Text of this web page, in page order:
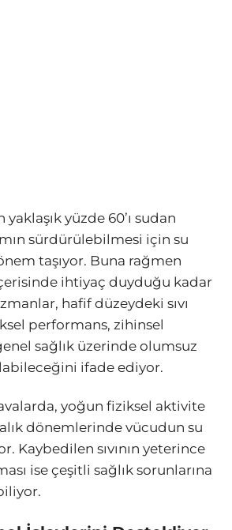
yüzde 60’ı sudan
sürdürülebilmesi için su
taşıyor. Buna rağmen
ihtiyaç duyduğu kadar
hafif düzeydeki sıvı
performans, zihinsel
sağlık üzerinde olumsuz
ifade ediyor.
yoğun fiziksel aktivite
dönemlerinde vücudun su
Kaybedilen sıvının yeterince
ise çeşitli sağlık sorunlarına